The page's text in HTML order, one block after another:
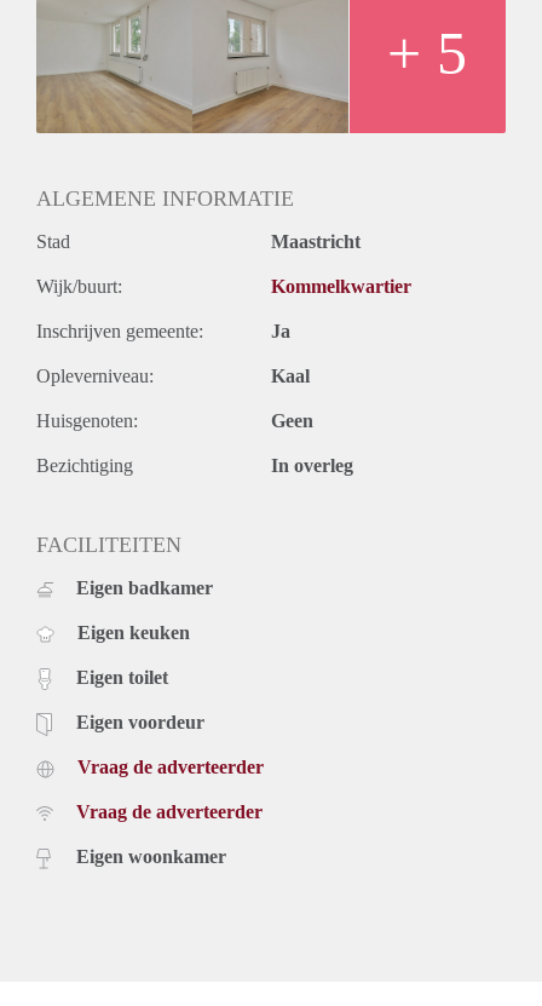
+ 5
ALGEMENE INFORMATIE
Stad Maastricht
Wijk/buurt: Kommelkwartier
Inschrijven gemeente: Ja
Opleverniveau: Kaal
Huisgenoten: Geen
Bezichtiging In overleg
FACILITEITEN
Eigen badkamer
Eigen keuken
Eigen toilet
Eigen voordeur
Vraag de adverteerder
Vraag de adverteerder
Eigen woonkamer